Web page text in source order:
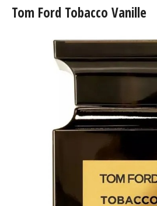
Tom Ford Tobacco Vanille